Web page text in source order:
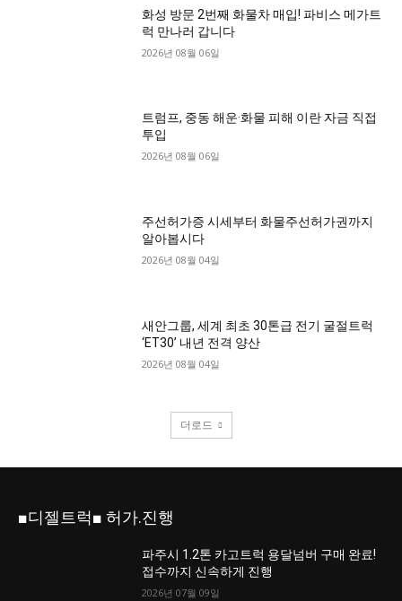
화성 방문 2번째 화물차 매입! 파비스 메가트
럭 만나러 갑니다
2026년 08월 06일
트럼프, 중동 해운·화물 피해 이란 자금 직접
투입
2026년 08월 06일
주선허가증 시세부터 화물주선허가권까지
알아봅시다
2026년 08월 04일
새안그룹, 세계 최초 30톤급 전기 굴절트럭
‘ET30’ 내년 전격 양산
2026년 08월 04일
더로드
■디젤트럭■ 허가.진행
파주시 1.2톤 카고트럭 용달넘버 구매 완료!
접수까지 신속하게 진행
2026년 07월 09일